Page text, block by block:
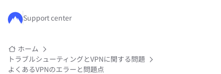
メインコンテンツにスキップ
Support center
ホーム
トラブルシューティングとVPNに関する問題
よくあるVPNのエラーと問題点